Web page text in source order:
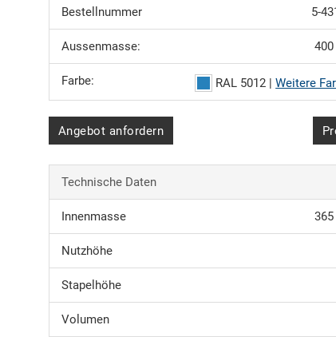
Bestellnummer 5-
Aussenmasse:
Farbe: RAL 5012 |Weitere
Angebot anfordern
Technische Daten
Innenmasse
Nutzhöhe
Stapelhöhe
Volumen